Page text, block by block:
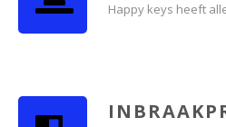
Happy keys heeft